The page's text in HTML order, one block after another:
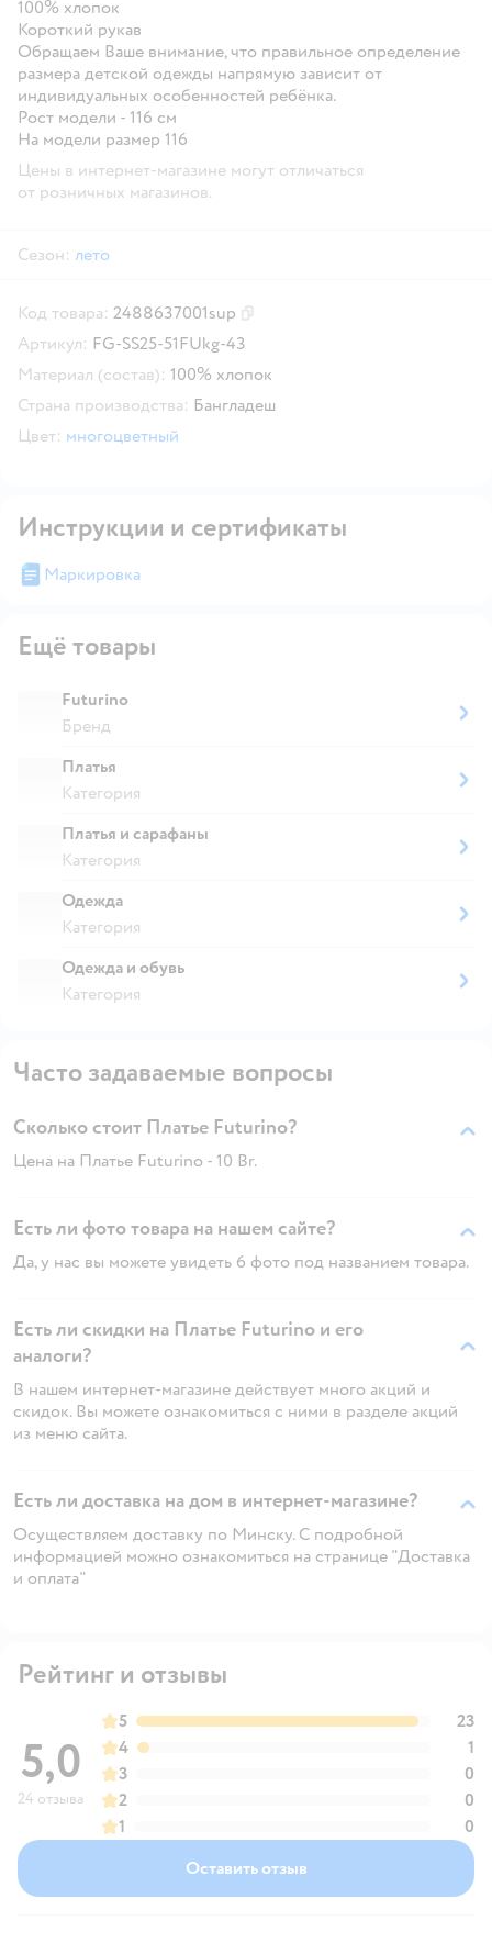
100% хлопок
Короткий рукав
Обращаем Ваше внимание, что правильное определение
размера детской одежды напрямую зависит от
индивидуальных особенностей ребёнка.
Рост модели - 116 см
На модели размер 116
Цены в интернет-магазине могут отличаться
от розничных магазинов.
Сезон: лето
Код товара: 2488637001sup
Артикул: FG-SS25-51FUkg-43
Материал (состав): 100% хлопок
Страна производства: Бангладеш
Цвет: многоцветный
Инструкции и сертификаты
Маркировка
Ещё товары
Futurino
Бренд
Платья
Категория
Платья и сарафаны
Категория
Одежда
Категория
Одежда и обувь
Категория
Часто задаваемые вопросы
Сколько стоит Платье Futurino?
Цена на Платье Futurino - 10 Br.
Есть ли фото товара на нашем сайте?
Да, у нас вы можете увидеть 6 фото под названием товара.
Есть ли скидки на Платье Futurino и его
аналоги?
В нашем интернет-магазине действует много акций и
скидок. Вы можете ознакомиться с ними в разделе акций
из меню сайта.
Есть ли доставка на дом в интернет-магазине?
Осуществляем доставку по Минску. С подробной
информацией можно ознакомиться на странице "Доставка
и оплата"
Рейтинг и отзывы
5,0
24 отзыва
5
23
4
1
3
0
2
0
1
0
Оставить отзыв